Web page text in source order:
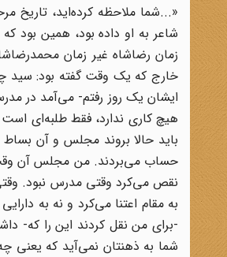
«...شما ملاحظه کرده‌اید،
شاعر به او داده بود، همین بود
زمان رضاشاه غیر زمان
خارج که یک وقت گفته بود: سید
ایشان یک روز رفتم- می‌آمد در
هیچ کاری ندارد، فقط طلبه‌ای
باید حالا بروند مجلس و آن
حساب می‌بردند. من مجلس‌ آن وقت
نقص می‌کرد وقتی مدرس نبود.
به مقام اعتنا می‌کرد و نه به
-برای من نقل کردند این را که-
شما به ذهنتان نمی‌آید که یعنی